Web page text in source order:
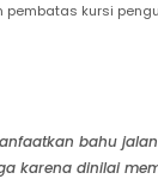
pembatas kursi
bahu
karena dinilai